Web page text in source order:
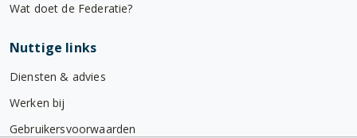
Wat doet de Federatie?
Nuttige links
Diensten & advies
Werken bij
Gebruikersvoorwaarden